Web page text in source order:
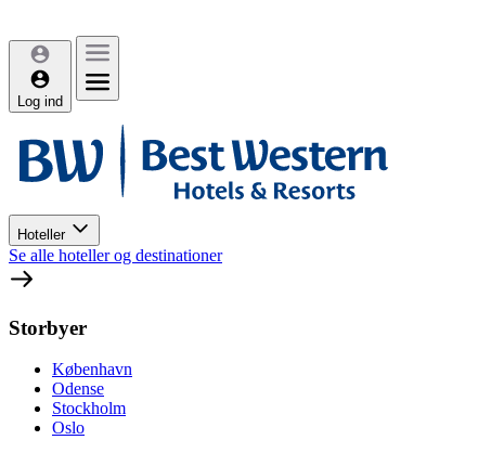
Log ind
Hoteller
Se alle hoteller og destinationer
Storbyer
København
Odense
Stockholm
Oslo